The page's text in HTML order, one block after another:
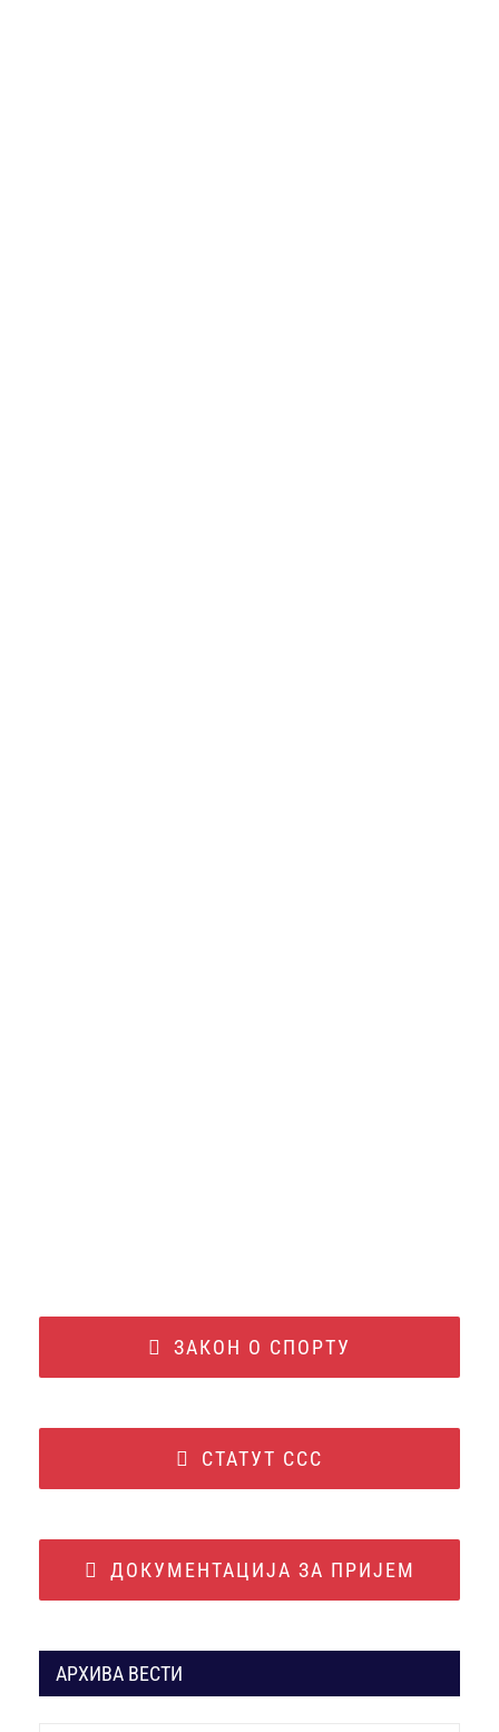
ЗАКОН О СПОРТУ
СТАТУТ ССС
ДОКУМЕНТАЦИЈА ЗА ПРИЈЕМ
АРХИВА ВЕСТИ